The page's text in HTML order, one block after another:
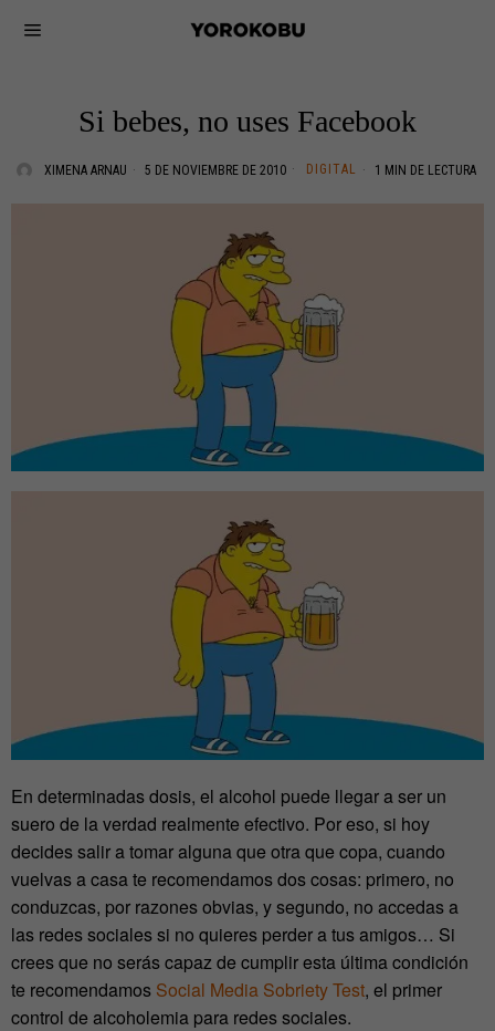
Si bebes, no uses Facebook
XIMENA ARNAU 5 DE NOVIEMBRE DE 2010 DIGITAL 1 MIN DE LECTURA
En determinadas dosis, el alcohol puede llegar a ser un
suero de la verdad realmente efectivo. Por eso, si hoy
decides salir a tomar alguna que otra que copa, cuando
vuelvas a casa te recomendamos dos cosas: primero, no
conduzcas, por razones obvias, y segundo, no accedas a
las redes sociales si no quieres perder a tus amigos… Si
crees que no serás capaz de cumplir esta última condición
te recomendamos Social Media Sobriety Test, el primer
control de alcoholemia para redes sociales.